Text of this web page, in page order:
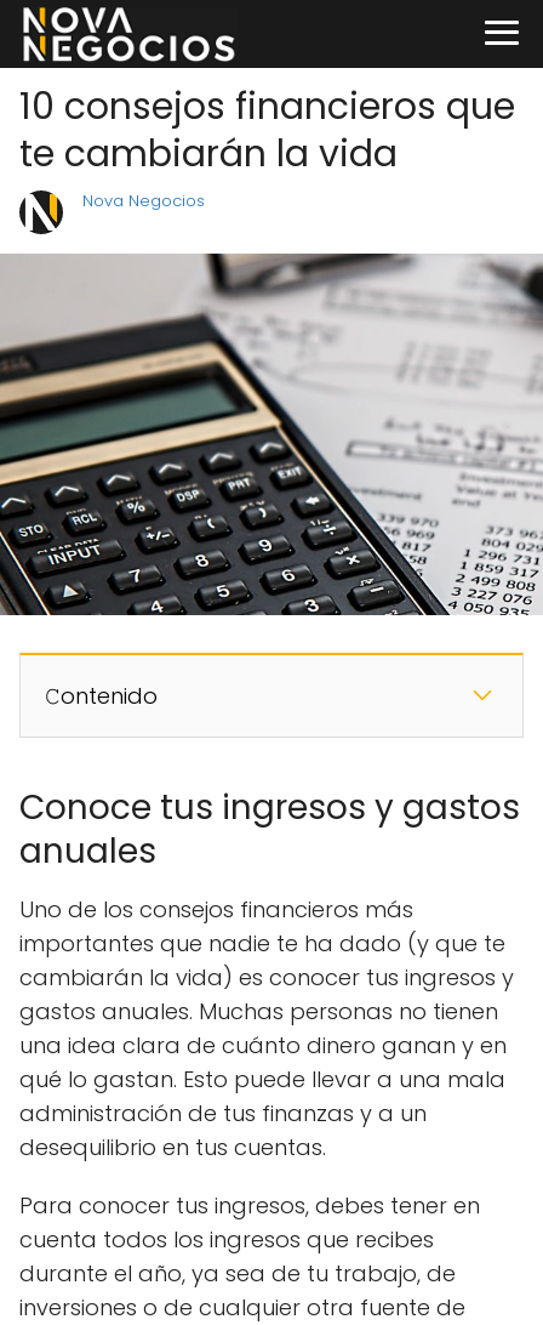
10 consejos financieros que
te cambiarán la vida
Nova Negocios
𝙲ontenido
Conoce tus ingresos y gastos
anuales
Uno de los consejos financieros más
importantes que nadie te ha dado (y que te
cambiarán la vida) es conocer tus ingresos y
gastos anuales. Muchas personas no tienen
una idea clara de cuánto dinero ganan y en
qué lo gastan. Esto puede llevar a una mala
administración de tus finanzas y a un
desequilibrio en tus cuentas.
Para conocer tus ingresos, debes tener en
cuenta todos los ingresos que recibes
durante el año, ya sea de tu trabajo, de
inversiones o de cualquier otra fuente de